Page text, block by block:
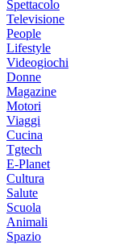
Spettacolo
Televisione
People
Lifestyle
Videogiochi
Donne
Magazine
Motori
Viaggi
Cucina
Tgtech
E-Planet
Cultura
Salute
Scuola
Animali
Spazio